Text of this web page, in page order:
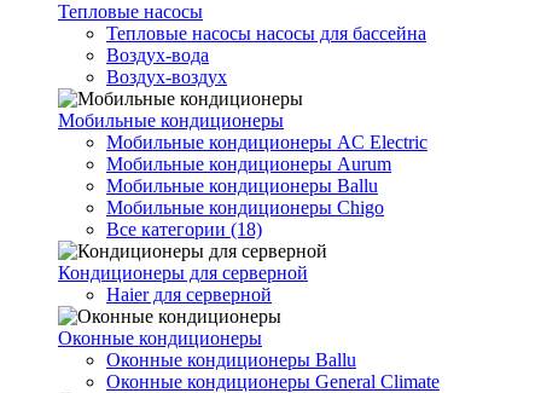
Тепловые насосы
Тепловые насосы насосы для бассейна
Воздух-вода
Воздух-воздух
Мобильные кондиционеры
Мобильные кондиционеры AC Electric
Мобильные кондиционеры Aurum
Мобильные кондиционеры Ballu
Мобильные кондиционеры Chigo
Все категории (18)
Кондиционеры для серверной
Haier для серверной
Оконные кондиционеры
Оконные кондиционеры Ballu
Оконные кондиционеры General Climate